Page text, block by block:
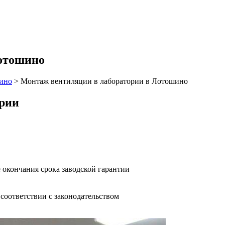
> Монтаж вентиляции в лаборатории в Лотошино
срока заводской гарантии
с законодательством